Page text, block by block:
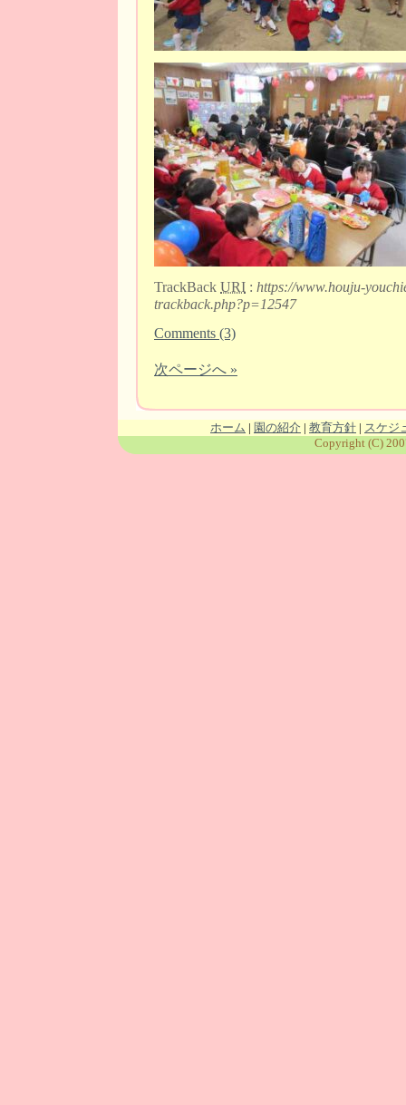
TrackBack URI : https://www.houju-
trackback.php?p=12547
Comments (3)
次ページへ »
ホーム | 園の紹介 | 教育方針 | スケジ
Copyright (C)